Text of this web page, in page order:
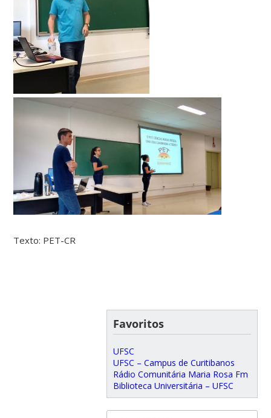
Texto: PET-CR
Favoritos
UFSC
UFSC – Campus de Curitibanos
Rádio Comunitária Maria Rosa Fm
Biblioteca Universitária – UFSC